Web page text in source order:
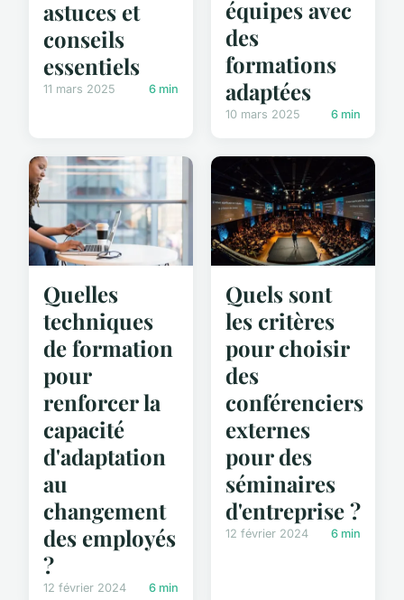
astuces et
conseils
essentiels
11 mars 2025 6 min
équipes avec
des
formations
adaptées
10 mars 2025 6 min
Quelles
techniques
de formation
pour
renforcer la
capacité
d'adaptation
au
changement
des employés
?
12 février 2024 6 min
Quels sont
les critères
pour choisir
des
conférenciers
externes
pour des
séminaires
d'entreprise ?
12 février 2024 6 min